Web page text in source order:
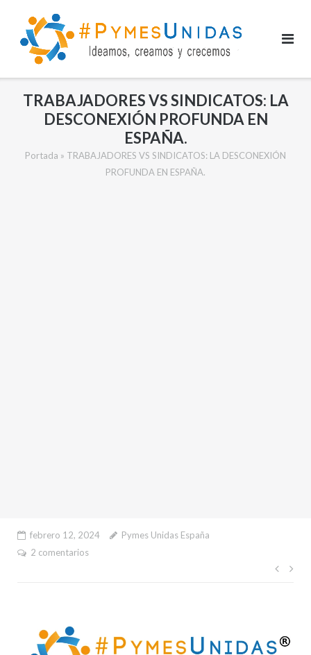
contenido
TRABAJADORES VS SINDICATOS: LA
DESCONEXIÓN PROFUNDA EN
ESPAÑA.
Portada » TRABAJADORES VS SINDICATOS: LA DESCONEXIÓN
PROFUNDA EN ESPAÑA.
febrero 12, 2024
Pymes Unidas España
2 comentarios